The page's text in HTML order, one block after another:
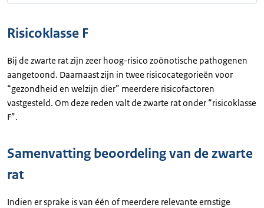
Risicoklasse F
Bij de zwarte rat zijn zeer hoog-risico zoönotische pathogenen
aangetoond. Daarnaast zijn in twee risicocategorieën voor
“gezondheid en welzijn dier” meerdere risicofactoren
vastgesteld. Om deze reden valt de zwarte rat onder “risicoklasse
F”.
Samenvatting beoordeling van de zwarte
rat
Indien er sprake is van één of meerdere relevante ernstige